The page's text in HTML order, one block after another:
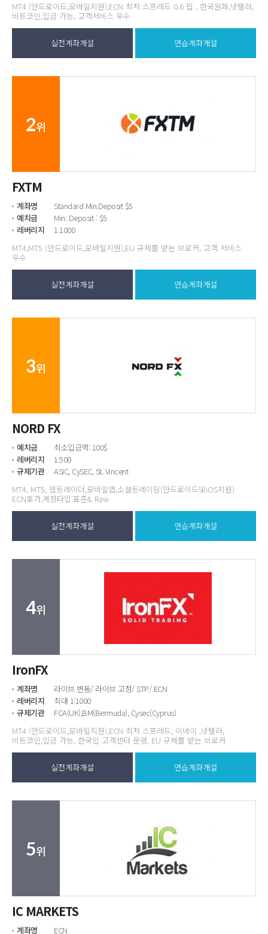
MT4 (안드로이드,모바일지원),ECN 최저 스프레드 0.6 핍 , 한국원화,넷텔러,
비트코인,입금 가능, 고객서비스 우수
실전계좌개설 연습계좌개설
2위
FXTM
계좌명
Standard Min.Deposit $5
예치금
Min. Deposit : $5
레버리지
1:1000
MT4,MT5 (안드로이드,모바일지원),EU 규제를 받는 브로커, 고객 서비스
우수
실전계좌개설 연습계좌개설
3위
NORD FX
예치금
최소입금액: 100$
레버리지
1:500
규제기관
ASIC, CySEC, St. Vincent
MT4, MT5, 웹트레이더,모바일엡,소셜트레이딩(안드로이드및iOS지원)
ECN호가,계정타입:표준& Raw
실전계좌개설 연습계좌개설
4위
IronFX
계좌명
라이브 변동/ 라이브 고정/ STP/ ECN
레버리지
최대 1:1000
규제기관
FCA(UK),BM(Bermuda), Cysec(Cyprus)
MT4 (안드로이드,모바일지원),ECN 최저 스프레드, 이바이 ,넷텔러,
비트코인,입금 가능, 한국인 고객센터 운영, EU 규제를 받는 브로커
실전계좌개설 연습계좌개설
5위
IC MARKETS
계좌명 ECN